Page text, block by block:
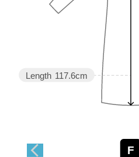
Length 117.6cm
F